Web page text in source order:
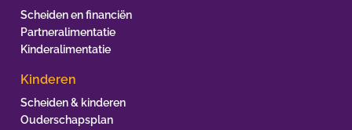
Scheiden en financiën
Partneralimentatie
Kinderalimentatie
Kinderen
Scheiden & kinderen
Ouderschapsplan